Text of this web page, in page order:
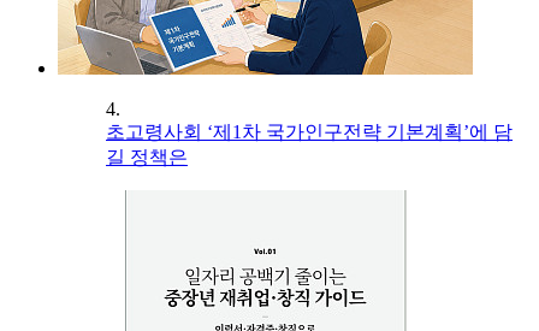
4.
초고령사회 ‘제1차 국가인구전략 기본계획’에 담
길 정책은